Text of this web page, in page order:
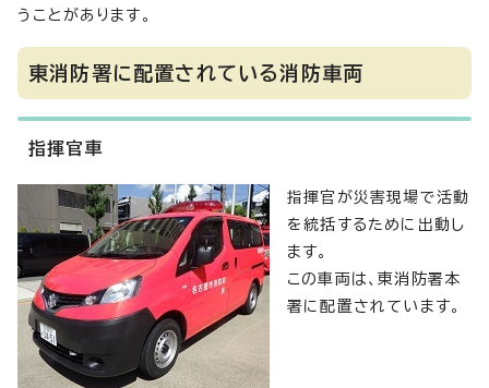
うことがあります。
東消防署に配置されている消防車両
指揮官車
指揮官が災害現場で活動
を統括するために出動し
ます。
この車両は、東消防署本
署に配置されています。